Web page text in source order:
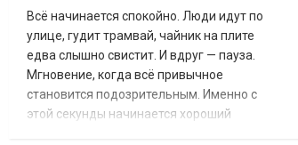
Всё начинается спокойно. Люди идут по
улице, гудит трамвай, чайник на плите
едва слышно свистит. И вдруг — пауза.
Мгновение, когда всё привычное
становится подозрительным. Именно с
этой секунды начинается хороший